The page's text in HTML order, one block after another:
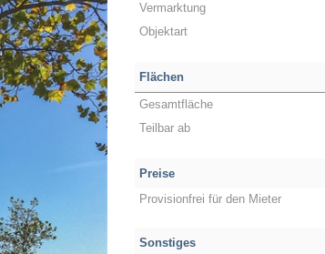
Vermarktung
Objektart
Flächen
Gesamtfläche
Teilbar ab
Preise
Provisionfrei für den Mieter
Sonstiges